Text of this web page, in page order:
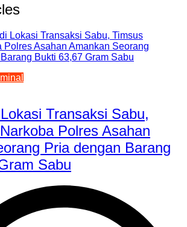
Transaksi Sabu,
Polres Asahan
Pria dengan Barang
Sabu